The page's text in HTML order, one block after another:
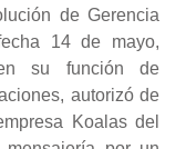
de Gerencia
14 de mayo,
su función de
autorizó de
Koalas del